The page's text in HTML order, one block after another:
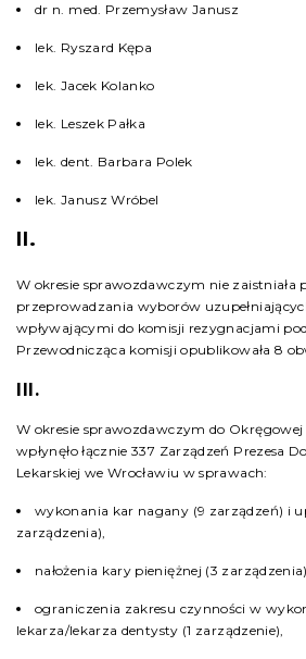
dr n. med. Przemysław Janusz
lek. Ryszard Kępa
lek. Jacek Kolanko
lek. Leszek Pałka
lek. dent. Barbara Polek
lek. Janusz Wróbel
II.
W okresie sprawozdawczym nie zaistniała
przeprowadzania wyborów
wpływającymi do komisji rezygnacjami
Przewodnicząca komisji opublikowała 8
III.
W okresie sprawozdawczym do
wpłynęło łącznie 337 Zarządzeń Prezesa
Lekarskiej we Wrocławiu w sprawach:
wykonania kar nagany (9 zarządzeń) i
zarządzenia),
nałożenia kary pieniężnej (3
ograniczenia zakresu czynności w
lekarza/lekarza dentysty (1 zarządzenie),